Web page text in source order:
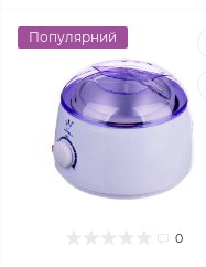
Популярний
0